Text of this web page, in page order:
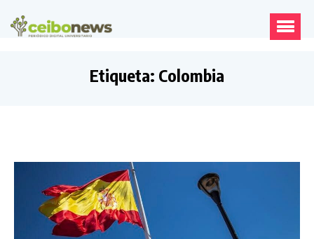
Etiqueta: Colombia